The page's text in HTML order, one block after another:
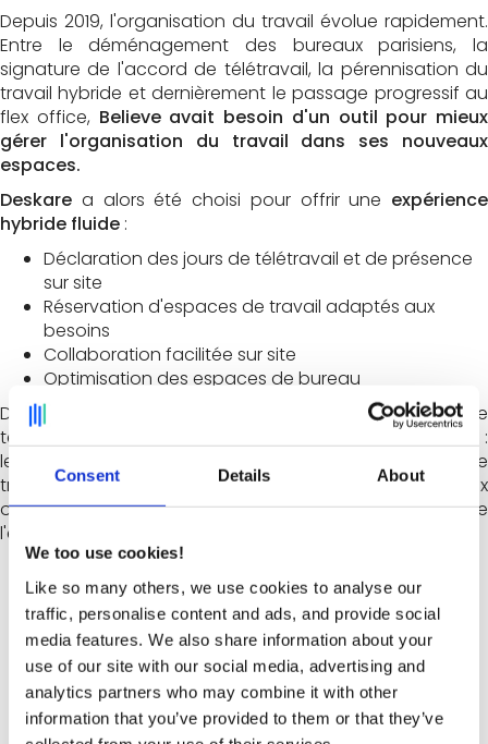
Consent Details About
We too use cookies!
Like so many others, we use cookies to analyse our
traffic, personalise content and ads, and provide social
media features. We also share information about your
use of our site with our social media, advertising and
analytics partners who may combine it with other
information that you’ve provided to them or that they’ve
Depuis 2019, l'organisation du travail évolue rapidement.
Entre le déménagement des bureaux parisiens, la
signature de l'accord de télétravail, la pérennisation du
travail hybride et dernièrement le passage progressif au
flex office, Believe avait besoin d'un outil pour mieux
gérer l'organisation du travail dans ses nouveaux
espaces.
Deskare a alors été choisi pour offrir une expérience
hybride fluide :
Déclaration des jours de télétravail et de présence
sur site
Réservation d'espaces de travail adaptés aux
besoins
Collaboration facilitée sur site
Optimisation des espaces de bureau
Découvrez le retour d'expérience de Believe à travers le
témoignage de
Office Coordinator :
les défis relevés et les actions mises en place pour une
transition vers un modèle de travail hybride et de flex
office pérenne, grâce à une meilleure gestion de
l'environnement de travail.
Vous souhaitez voir Deskare
en action ?